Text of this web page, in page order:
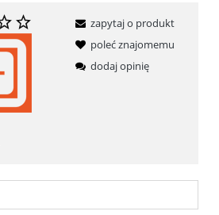
zapytaj o produkt
poleć znajomemu
dodaj opinię